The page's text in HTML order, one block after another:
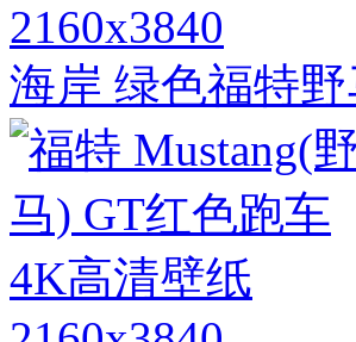
2160x3840
海岸 绿色福特